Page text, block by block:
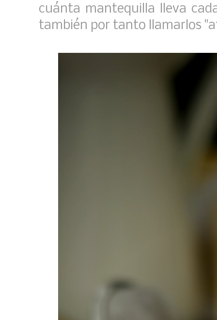
cuánta mantequilla lleva
también por tanto llamarlos